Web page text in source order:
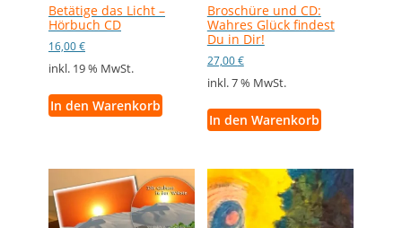
Betätige das Licht –
Hörbuch CD
16,00€
inkl. 19 % MwSt.
In den Warenkorb
Broschüre und CD:
Wahres Glück findest
Du in Dir!
27,00€
inkl. 7 % MwSt.
In den Warenkorb